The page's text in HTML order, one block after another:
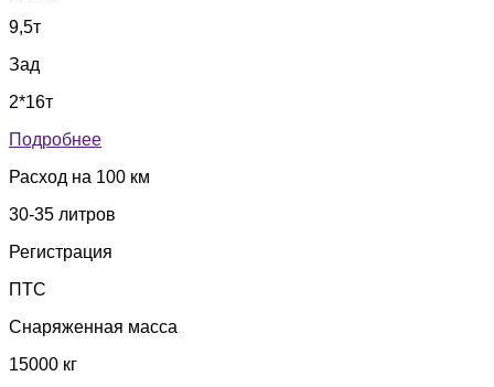
9,5т
Зад
2*16т
Подробнее
Расход на 100 км
30-35 литров
Регистрация
ПТС
Снаряженная масса
15000 кг